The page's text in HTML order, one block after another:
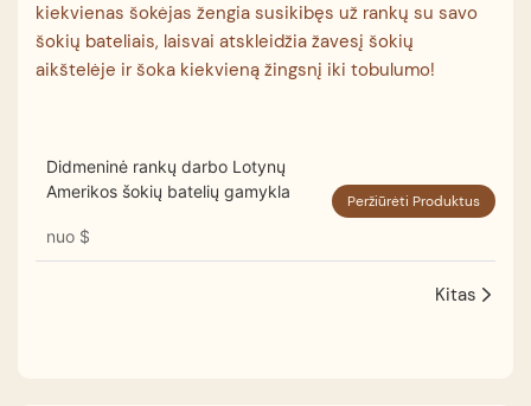
kiekvienas šokėjas žengia susikibęs už rankų su savo
šokių bateliais, laisvai atskleidžia žavesį šokių
aikštelėje ir šoka kiekvieną žingsnį iki tobulumo!
Didmeninė rankų darbo Lotynų
Amerikos šokių batelių gamykla
nuo $
Peržiūrėti Produktus
Kitas